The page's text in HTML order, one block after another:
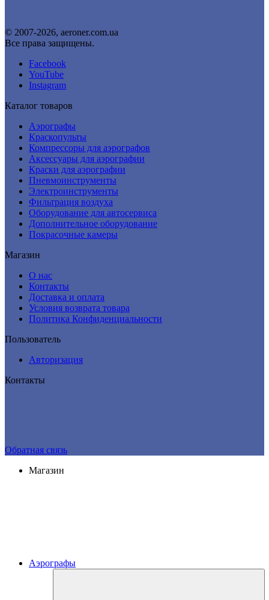
© 2007-2026, aeroner.com.ua
Все права защищены.
Facebook
YouTube
Instagram
Каталог товаров
Аэрографы
Краскопульты
Компрессоры для аэрографов
Аксессуары для аэрографии
Краски для аэрографии
Пневмоинструменты
Электроинструменты
Фильтрация воздуха
Оборудование для автосервиса
Дополнительное оборудование
Покрасочные камеры
Магазин
О нас
Контакты
Доставка и оплата
Условия возврата товара
Политика Конфиденциальности
Пользователь
Авторизация
Контакты
Обратная связь
Магазин
Аэрографы